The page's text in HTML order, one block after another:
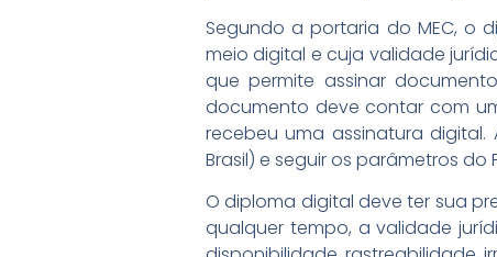
Segundo a portaria do MEC, o
meio digital e cuja validade
que permite assinar
documento deve contar com
recebeu uma assinatura digital.
Brasil) e seguir os parâmetros do
O diploma digital deve ter sua
qualquer tempo, a validade